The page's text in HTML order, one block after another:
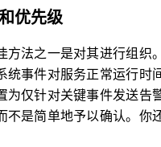
优先级
方法之一是对其进行组
统事件对服务正常运行时
为仅针对关键事件发送告
不是简单地予以确认。你